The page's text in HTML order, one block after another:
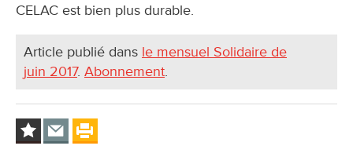
CELAC est bien plus durable.
Article publié dans le mensuel Solidaire de
juin 2017. Abonnement.